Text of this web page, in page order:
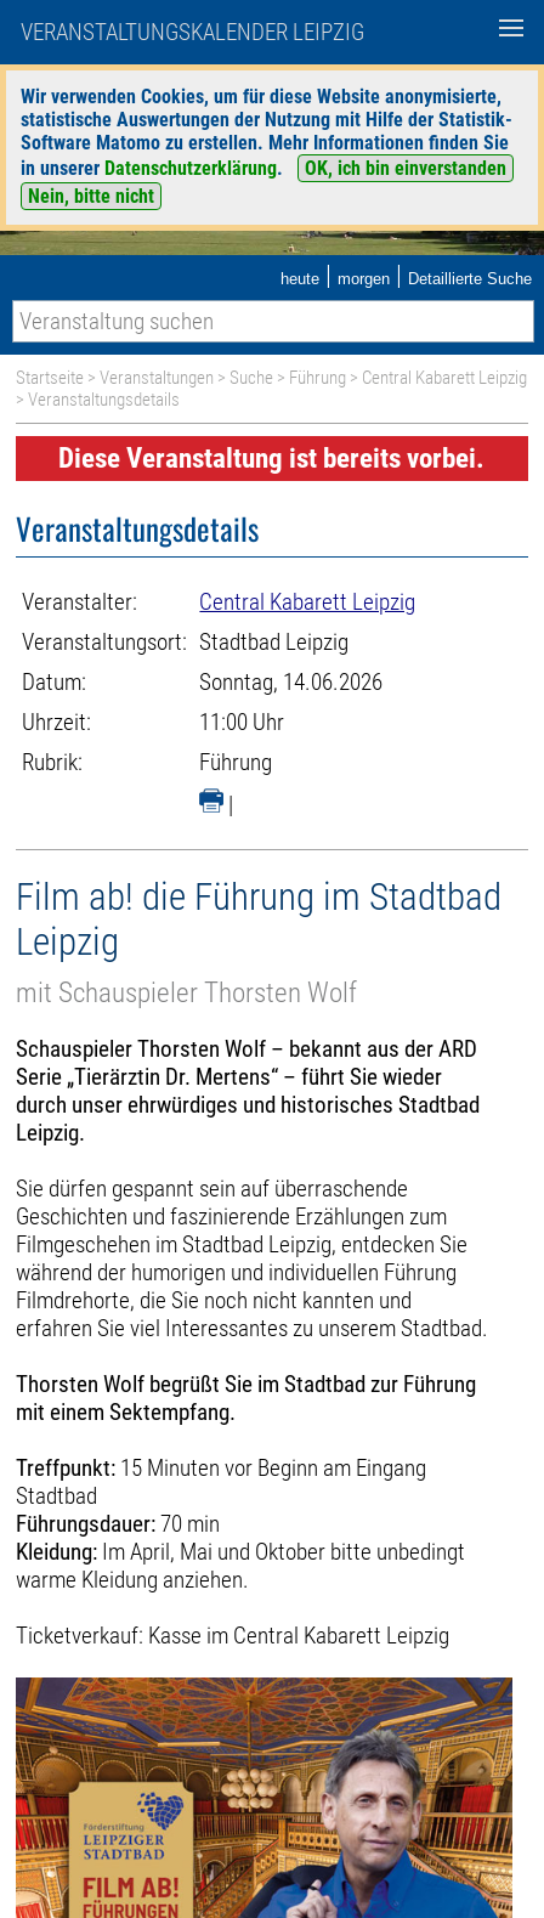
VERANSTALTUNGSKALENDER LEIPZIG
Wir verwenden Cookies, um für diese Website anonymisierte,
statistische Auswertungen der Nutzung mit Hilfe der Statistik-
Software Matomo zu erstellen. Mehr Informationen finden Sie
in unserer Datenschutzerklärung.
OK, ich bin einverstanden
Nein, bitte nicht
heute | morgen | Detaillierte Suche
Startseite >Veranstaltungen > Suche > Führung > Central Kabarett Leipzig
> Veranstaltungsdetails
Diese Veranstaltung ist bereits vorbei.
Veranstaltungsdetails
Veranstalter:
Central Kabarett Leipzig
Veranstaltungsort: Stadtbad Leipzig
Datum:
Sonntag, 14.06.2026
Uhrzeit:
11:00 Uhr
Rubrik:
Führung
|
Film ab! die Führung im Stadtbad
Leipzig
mit Schauspieler Thorsten Wolf
Schauspieler Thorsten Wolf – bekannt aus der ARD
Serie „Tierärztin Dr. Mertens“ – führt Sie wieder
durch unser ehrwürdiges und historisches Stadtbad
Leipzig.
Sie dürfen gespannt sein auf überraschende
Geschichten und faszinierende Erzählungen zum
Filmgeschehen im Stadtbad Leipzig, entdecken Sie
während der humorigen und individuellen Führung
Filmdrehorte, die Sie noch nicht kannten und
erfahren Sie viel Interessantes zu unserem Stadtbad.
Thorsten Wolf begrüßt Sie im Stadtbad zur Führung
mit einem Sektempfang.
Treffpunkt: 15 Minuten vor Beginn am Eingang
Stadtbad
Führungsdauer:70 min
Kleidung: Im April, Mai und Oktober bitte unbedingt
warme Kleidung anziehen.
Ticketverkauf: Kasse im Central Kabarett Leipzig